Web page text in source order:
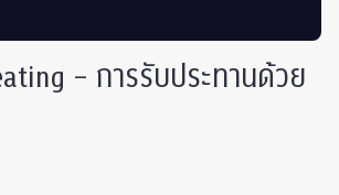
– การรับประทานด้วย